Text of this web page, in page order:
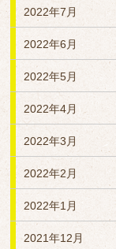
2022年7月
2022年6月
2022年5月
2022年4月
2022年3月
2022年2月
2022年1月
2021年12月